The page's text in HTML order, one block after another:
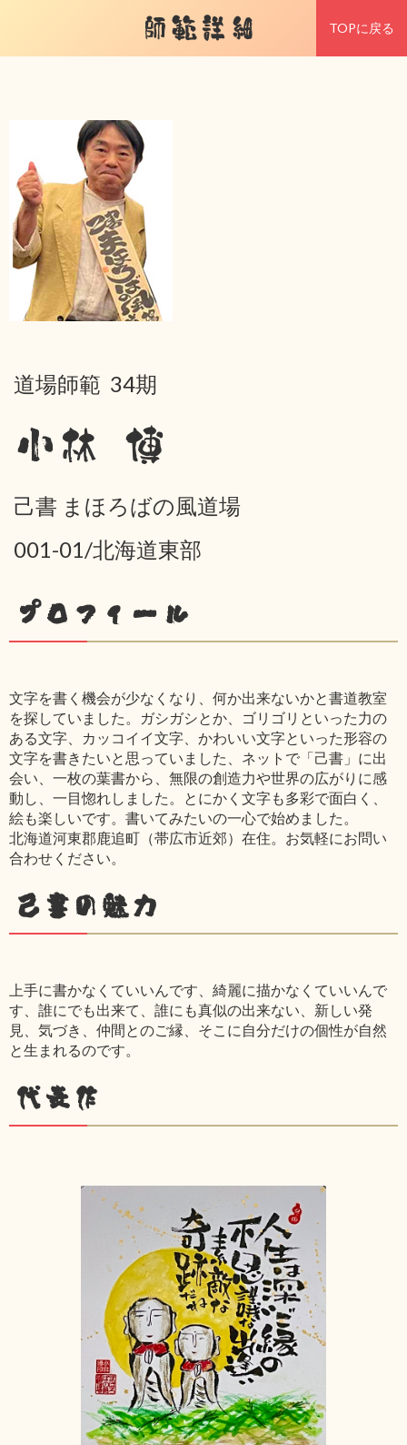
師範詳細 TOPに戻る
道場師範 34期
小林 博
己書 まほろばの風道場
001-01/北海道東部
プロフィール
文字を書く機会が少なくなり、何か出来ないかと書道教室
を探していました。ガシガシとか、ゴリゴリといった力の
ある文字、カッコイイ文字、かわいい文字といった形容の
文字を書きたいと思っていました、ネットで「己書」に出
会い、一枚の葉書から、無限の創造力や世界の広がりに感
動し、一目惚れしました。とにかく文字も多彩で面白く、
絵も楽しいです。書いてみたいの一心で始めました。
北海道河東郡鹿追町（帯広市近郊）在住。お気軽にお問い
合わせください。
己書の魅力
上手に書かなくていいんです、綺麗に描かなくていいんで
す、誰にでも出来て、誰にも真似の出来ない、新しい発
見、気づき、仲間とのご縁、そこに自分だけの個性が自然
と生まれるのです。
代表作